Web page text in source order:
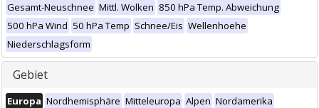
Gesamt-Neuschnee Mittl. Wolken 850 hPa Temp. Abweichung
500 hPa Wind 50 hPa Temp Schnee/Eis Wellenhoehe
Niederschlagsform
Gebiet
Europa Nordhemisphäre Mitteleuropa Alpen Nordamerika